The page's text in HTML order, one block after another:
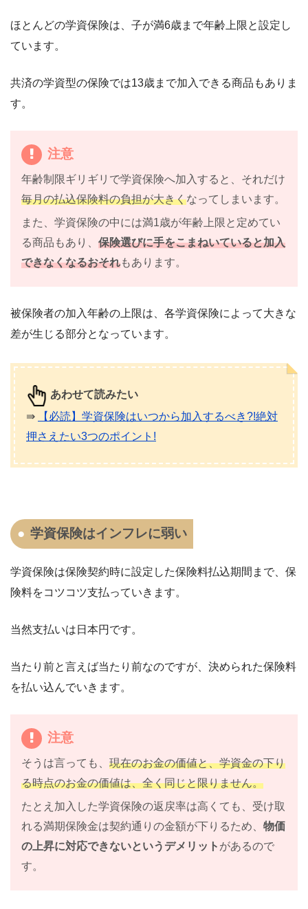
ほとんどの学資保険は、子が満6歳まで年齢上限と設定し
ています。
共済の学資型の保険では13歳まで加入できる商品もありま
す。
注意
年齢制限ギリギリで学資保険へ加入すると、それだけ
毎月の払込保険料の負担が大きくなってしまいます。
また、学資保険の中には満1歳が年齢上限と定めてい
る商品もあり、 保険選びに手をこまねいていると加入
できなくなるおそれもあります。
被保険者の加入年齢の上限は、各学資保険によって大きな
差が生じる部分となっています。
あわせて読みたい
⇛
【必読】学資保険はいつから加入するべき?!絶対
押さえたい3つのポイント!
学資保険はインフレに弱い
学資保険は保険契約時に設定した保険料払込期間まで、保
険料をコツコツ支払っていきます。
当然支払いは日本円です。
当たり前と言えば当たり前なのですが、決められた保険料
を払い込んでいきます。
注意
そうは言っても、 現在のお金の価値と、学資金の下り
る時点のお金の価値は、全く同じと限りません。
たとえ加入した学資保険の返戻率は高くても、受け取
れる満期保険金は契約通りの金額が下りるため、 物価
の上昇に対応できないというデメリット があるので
す。